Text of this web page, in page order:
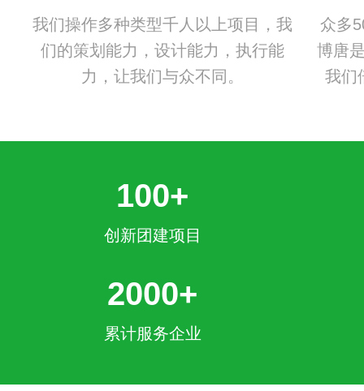
我们操作多种类型千人以上项目，我
们的策划能力，设计能力，执行能
力，让我们与众不同。
众多
博唐
我们
100+
创新团建项目
2000+
累计服务企业